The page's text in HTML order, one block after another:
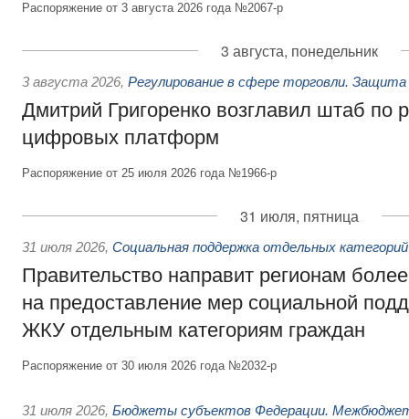
Распоряжение от 3 августа 2026 года №2067-р
3 августа, понедельник
3 августа 2026, Регулирование в сфере торговли.
Дмитрий Григоренко возглавил штаб по
цифровых платформ
Распоряжение от 25 июля 2026 года №1966-р
31 июля, пятница
31 июля 2026, Социальная поддержка отдельных
Правительство направит регионам
на предоставление мер социальной
ЖКУ отдельным категориям граждан
Распоряжение от 30 июля 2026 года №2032-р
31 июля 2026, Бюджеты субъектов Федерации.